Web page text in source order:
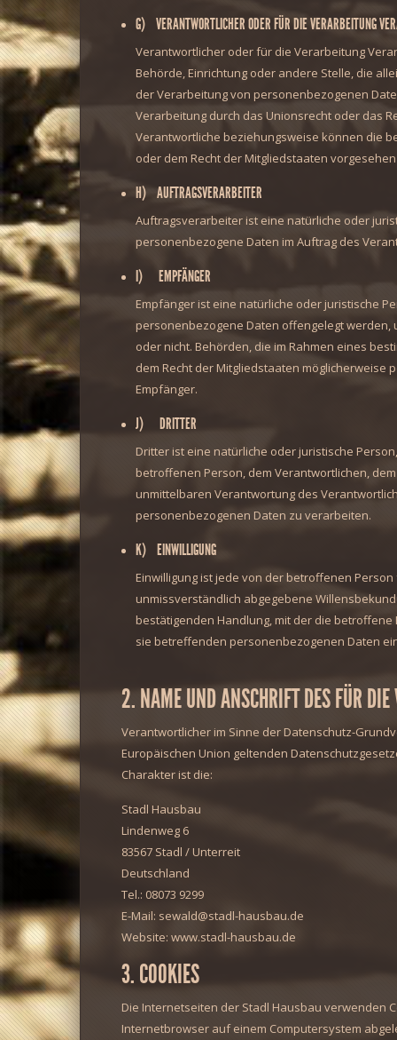
G) VERANTWORTLICHER ODER FÜR DIE VERARBEITUNG
Verantwortlicher oder für die Verarbeitung
Behörde, Einrichtung oder andere Stelle, die
der Verarbeitung von personenbezogenen
Verarbeitung durch das Unionsrecht oder das
Verantwortliche beziehungsweise können die
oder dem Recht der Mitgliedstaaten
H) AUFTRAGSVERARBEITER
Auftragsverarbeiter ist eine natürliche oder
personenbezogene Daten im Auftrag des
I) EMPFÄNGER
Empfänger ist eine natürliche oder juristische
personenbezogene Daten offengelegt werden,
oder nicht. Behörden, die im Rahmen eines
dem Recht der Mitgliedstaaten
Empfänger.
J) DRITTER
Dritter ist eine natürliche oder juristische
betroffenen Person, dem Verantwortlichen,
unmittelbaren Verantwortung des
personenbezogenen Daten zu verarbeiten.
K) EINWILLIGUNG
Einwilligung ist jede von der betroffenen
unmissverständlich abgegebene
bestätigenden Handlung, mit der die
sie betreffenden personenbezogenen Daten
2. NAME UND ANSCHRIFT DES FÜR
Verantwortlicher im Sinne der Datenschutz-
Europäischen Union geltenden
Charakter ist die:
Stadl Hausbau
Lindenweg 6
83567 Stadl / Unterreit
Deutschland
Tel.: 08073 9299
E-Mail: sewald@stadl-hausbau.de
Website: www.stadl-hausbau.de
3. COOKIES
Die Internetseiten der Stadl Hausbau verwenden
Internetbrowser auf einem Computersystem